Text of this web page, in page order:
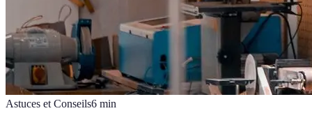
Astuces et Conseils6 min